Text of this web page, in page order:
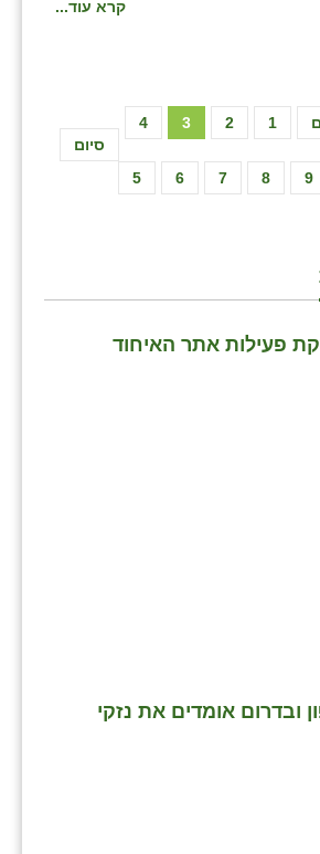
קרא עוד...
1
2
3
4
5 6 7 8 9
סיום
פעילות אתר האיחוד
ובדרום אומדים את נזקי